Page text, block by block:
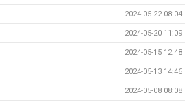
2024-05-22 08:04
2024-05-20 11:09
2024-05-15 12:48
2024-05-13 14:46
2024-05-08 08:08